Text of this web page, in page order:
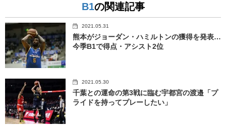
B1の関連記事
2021.05.31
熊本がジョーダン・ハミルトンの獲得を発表…
今季B1で得点・アシスト2位
2021.05.30
千葉との運命の第3戦に臨む宇都宮の渡邉「プ
ライドを持ってプレーしたい」